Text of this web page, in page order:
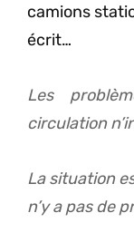
camions
écrit…
Les
circulation
La situation
n’y a pas de